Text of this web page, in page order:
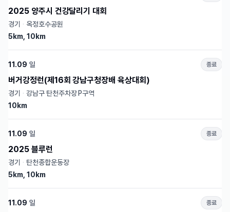
2025 양주시 건강달리기 대회
경기 · 옥정호수공원
5km, 10km
11.09 일 종료
버거강정런(제16회 강남구청장배 육상대회)
경기 · 강남구 탄천주차장 P구역
10km
11.09 일 종료
2025 블루런
경기 · 탄천종합운동장
5km, 10km
11.09 일 종료